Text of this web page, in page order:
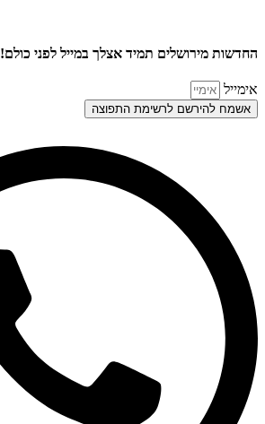
החדשות מירושלים תמיד אצלך במייל לפני כולם!
אימייל
אשמח להירשם לרשימת התפוצה